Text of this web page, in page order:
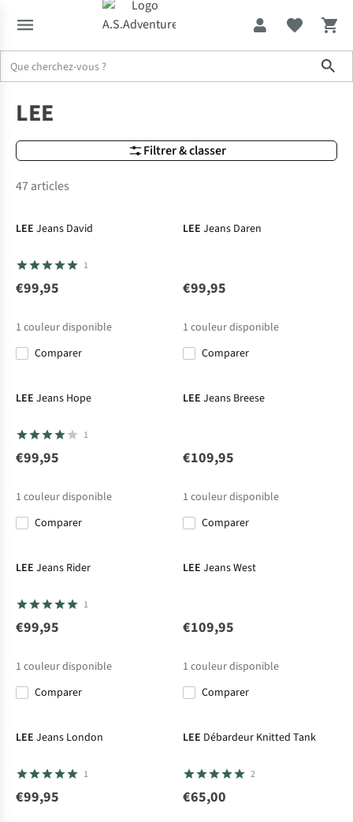
Filtrer & classer
LEE
47 articles
LEE Jeans David
1
€99,95
1 couleur disponible
Comparer
LEE Jeans Daren
€99,95
1 couleur disponible
Comparer
LEE Jeans Hope
1
€99,95
1 couleur disponible
Comparer
LEE Jeans Breese
€109,95
1 couleur disponible
Comparer
LEE Jeans Rider
1
€99,95
1 couleur disponible
Comparer
LEE Jeans West
€109,95
1 couleur disponible
Comparer
LEE Jeans London
1
€99,95
LEE Débardeur Knitted Tank
2
€65,00